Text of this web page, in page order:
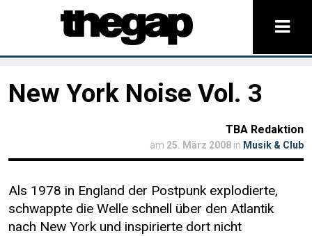
New York Noise Vol. 3
TBA Redaktion
am 25. März 2008 in Musik & Club
Als 1978 in England der Postpunk explodierte,
schwappte die Welle schnell über den Atlantik
nach New York und inspirierte dort nicht